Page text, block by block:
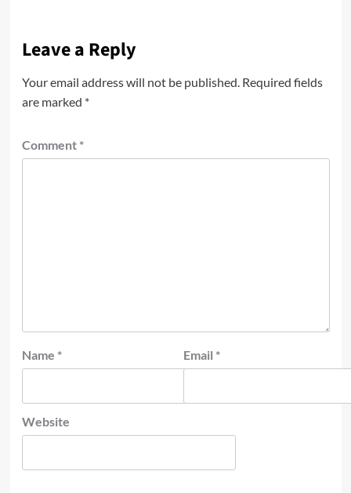
Leave a Reply
Your email address will not be published. Required fields
are marked *
Comment *
Name * Email *
Website